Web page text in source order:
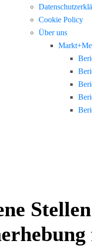
Cookie Policy
Über uns